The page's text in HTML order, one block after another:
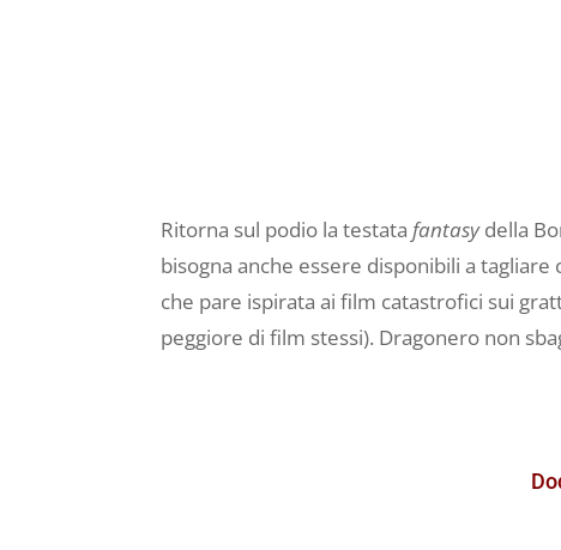
Ritorna sul podio la testatafantasydella
bisogna anche essere disponibili a
che pare ispirata ai film catastrofici sui
peggiore di film stessi). Dragonero non